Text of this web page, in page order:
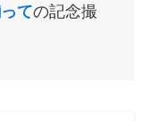
ての記念撮